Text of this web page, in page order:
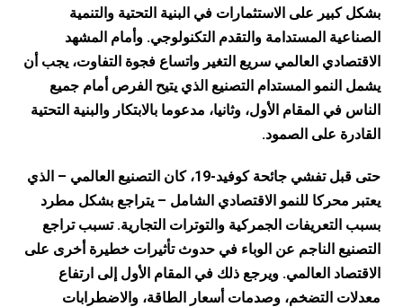
بشكل كبير على الاستثمارات في البنية التحتية والتنمية
الصناعية المستدامة والتقدم التكنولوجي. وأمام المشهد
الاقتصادي العالمي سريع التغير واتساع فجوة التفاوت، يجب أن
يشمل النمو المستدام التصنيع الذي يتيح الفرص أمام جميع
الناس في المقام الأول، وثانيا، مدعوما بالابتكار والبنية التحتية
القادرة على الصمود.
حتى قبل تفشي جائحة كوفيد-19، كان التصنيع العالمي – الذي
يعتبر محركا للنمو الاقتصادي الشامل – يتراجع بشكل مطرد
بسبب التعريفات الجمركية والتوترات التجارية. تسبب تراجع
التصنيع الناجم عن الوباء في حدوث تأثيرات خطيرة أخرى على
الاقتصاد العالمي. ويرجع ذلك في المقام الأول إلى ارتفاع
معدلات التضخم، وصدمات أسعار الطاقة، والاضطرابات